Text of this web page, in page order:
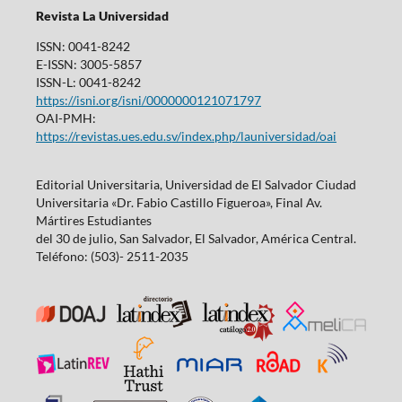
Revista La Universidad
ISSN: 0041-8242
E-ISSN: 3005-5857
ISSN-L: 0041-8242
https://isni.org/isni/0000000121071797
OAI-PMH:
https://revistas.ues.edu.sv/index.php/launiversidad/oai
Editorial Universitaria, Universidad de El Salvador Ciudad
Universitaria «Dr. Fabio Castillo Figueroa», Final Av.
Mártires Estudiantes
del 30 de julio, San Salvador, El Salvador, América Central.
Teléfono: (503)- 2511-2035